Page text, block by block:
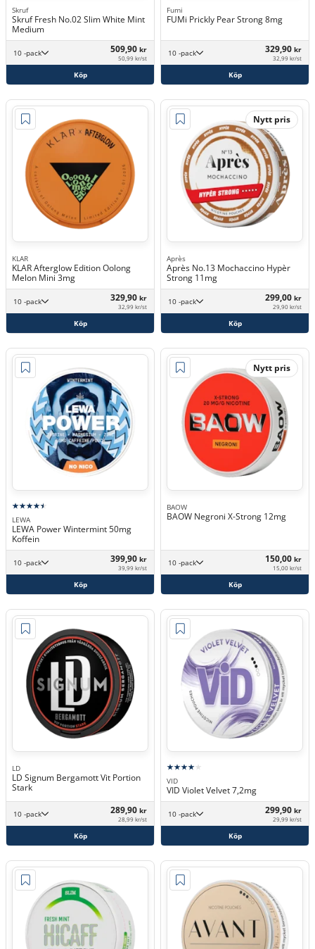
Skruf
Skruf Fresh No.02 Slim White Mint
Medium
10 -pack 509,90 kr
50,99 kr/st
Köp
Fumi
FUMi Prickly Pear Strong 8mg
10 -pack 329,90 kr
32,99 kr/st
Köp
KLAR
KLAR Afterglow Edition Oolong
Melon Mini 3mg
10 -pack 329,90 kr
32,99 kr/st
Köp
Nytt pris
Après
Après No.13 Mochaccino Hypèr
Strong 11mg
10 -pack 299,00 kr
29,90 kr/st
Köp
LEWA
LEWA Power Wintermint 50mg
Koffein
10 -pack 399,90 kr
39,99 kr/st
Köp
Nytt pris
BAOW
BAOW Negroni X-Strong 12mg
10 -pack 150,00 kr
15,00 kr/st
Köp
LD
LD Signum Bergamott Vit Portion
Stark
10 -pack 289,90 kr
28,99 kr/st
Köp
VID
VID Violet Velvet 7,2mg
10 -pack 299,90 kr
29,99 kr/st
Köp